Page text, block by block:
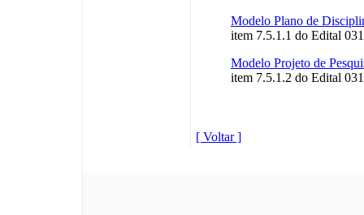
Modelo Plano de
item 7.5.1.1 do Edital
Modelo Projeto de
item 7.5.1.2 do Edital
[ Voltar ]